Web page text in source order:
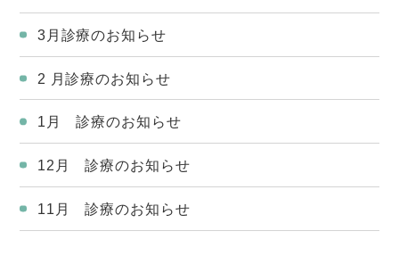
3月診療のお知らせ
2 月診療のお知らせ
1月 診療のお知らせ
12月 診療のお知らせ
11月 診療のお知らせ